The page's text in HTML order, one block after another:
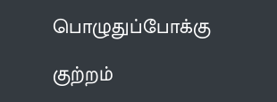
பொழுதுப்போக்கு
குற்றம்